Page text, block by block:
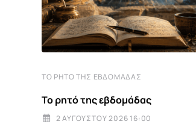
ΤΟ ΡΗΤΌ ΤΗΣ ΕΒΔΟΜΆΔΑΣ
Το ρητό της εβδομάδας
2 ΑΥΓΟΎΣΤΟΥ 2026 16:00